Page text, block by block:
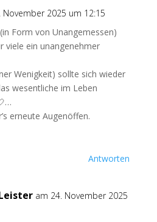
November 2025 um 12:15
Form von Unangemessen)
viele ein unangenehmer
Wenigkeit) sollte sich wieder
wesentliche im Leben
erneute Augenöffen.
Antworten
am 24. November 2025